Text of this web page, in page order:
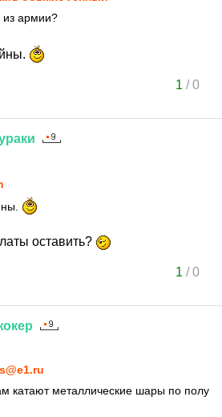
из армии?
1 /0
оставить?
1 /0
катают металлические шары по полу